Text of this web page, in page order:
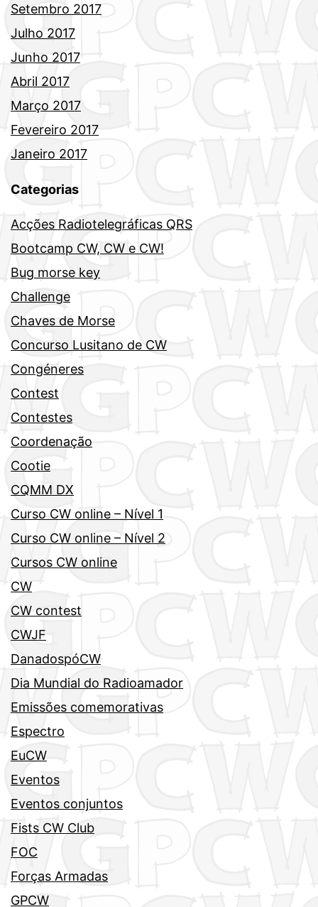
Setembro 2017
Julho 2017
Junho 2017
Abril 2017
Março 2017
Fevereiro 2017
Janeiro 2017
Categorias
Acções Radiotelegráficas QRS
Bootcamp CW, CW e CW!
Bug morse key
Challenge
Chaves de Morse
Concurso Lusitano de CW
Congéneres
Contest
Contestes
Coordenação
Cootie
CQMM DX
Curso CW online – Nível 1
Curso CW online – Nível 2
Cursos CW online
CW
CW contest
CWJF
DanadospóCW
Dia Mundial do Radioamador
Emissões comemorativas
Espectro
EuCW
Eventos
Eventos conjuntos
Fists CW Club
FOC
Forças Armadas
GPCW